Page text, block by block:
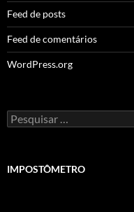
Feed de posts
Feed de comentários
WordPress.org
Pesquisar
por:
IMPOSTÔMETRO